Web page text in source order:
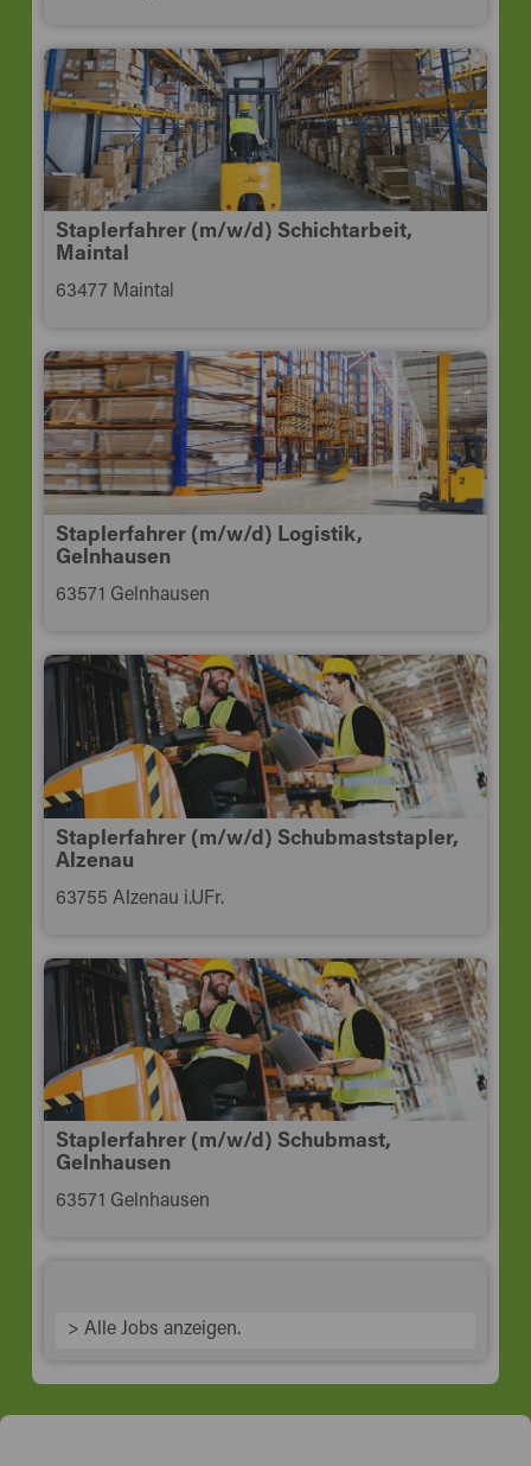
Staplerfahrer (m/w/d) Schichtarbeit,
Maintal
63477 Maintal
Staplerfahrer (m/w/d) Logistik,
Gelnhausen
63571 Gelnhausen
Staplerfahrer (m/w/d) Schubmaststapler,
Alzenau
63755 Alzenau i.UFr.
Staplerfahrer (m/w/d) Schubmast,
Gelnhausen
63571 Gelnhausen
> Alle Jobs anzeigen.